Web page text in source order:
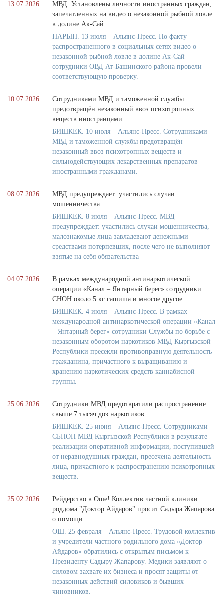
13.07.2026
МВД: Установлены личности иностранных граждан,
запечатленных на видео о незаконной рыбной ловле
в долине Ак-Сай
НАРЫН. 13 июля – Альянс-Пресс. По факту
распространенного в социальных сетях видео о
незаконной рыбной ловле в долине Ак-Сай
сотрудники ОВД Ат-Башинского района провели
соответствующую проверку.
10.07.2026
Сотрудниками МВД и таможенной службы
предотвращён незаконный ввоз психотропных
веществ иностранцами
БИШКЕК. 10 июля – Альянс-Пресс. Сотрудниками
МВД и таможенной службы предотвращён
незаконный ввоз психотропных веществ и
сильнодействующих лекарственных препаратов
иностранными гражданами.
08.07.2026
МВД предупреждает: участились случаи
мошенничества
БИШКЕК. 8 июля – Альянс-Пресс. МВД
предупреждает: участились случаи мошенничества,
малознакомые лица завладевают денежными
средствами потерпевших, после чего не выполняют
взятые на себя обязательства
04.07.2026
В рамках международной антинаркотической
операции «Канал – Янтарный берег» сотрудники
СНОН около 5 кг гашиша и многое другое
БИШКЕК. 4 июля – Альянс-Пресс. В рамках
международной антинаркотической операции «Канал
– Янтарный берег» сотрудники Службы по борьбе с
незаконным оборотом наркотиков МВД Кыргызской
Республики пресекли противоправную деятельность
гражданина, причастного к выращиванию и
хранению наркотических средств каннабисной
группы.
25.06.2026
Сотрудники МВД предотвратили распространение
свыше 7 тысяч доз наркотиков
БИШКЕК. 25 июня – Альянс-Пресс. Сотрудниками
СБНОН МВД Кыргызской Республики в результате
реализации оперативной информации, поступившей
от неравнодушных граждан, пресечена деятельность
лица, причастного к распространению психотропных
веществ.
25.02.2026
Рейдерство в Оше! Коллектив частной клиники
роддома "Доктор Айдаров" просит Садыра Жапарова
о помощи
ОШ. 25 февраля – Альянс-Пресс. Трудовой коллектив
и учредители частного родильного дома «Доктор
Айдаров» обратились с открытым письмом к
Президенту Садыру Жапарову. Медики заявляют о
силовом захвате их бизнеса и просят защиты от
незаконных действий силовиков и бывших
чиновников.